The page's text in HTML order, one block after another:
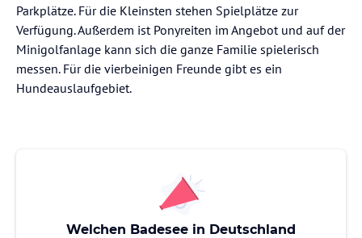
Parkplätze. Für die Kleinsten stehen Spielplätze zur
Verfügung. Außerdem ist Ponyreiten im Angebot und auf der
Minigolfanlage kann sich die ganze Familie spielerisch
messen. Für die vierbeinigen Freunde gibt es ein
Hundeauslaufgebiet.
Welchen Badesee in Deutschland